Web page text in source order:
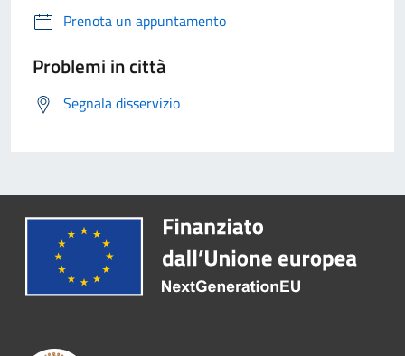
Prenota un appuntamento
Problemi in città
Segnala disservizio